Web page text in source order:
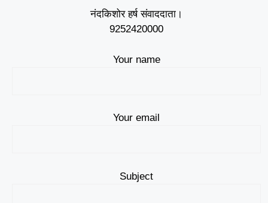
नंदकिशोर हर्ष संवाददाता।
9252420000
Your name
Your email
Subject